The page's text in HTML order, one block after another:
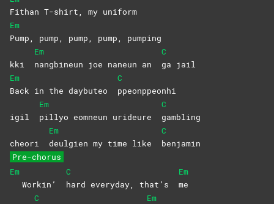
Fithan T-shirt, my uniform
Em
Pump, pump, pump, pump, pumping
kki
Em
nangbineun joe naneun an
C
ga
jail
Em
Back in the daybuteo
C
ppeonppeonhi
igil
Em
pillyo eomneun urideure
C
gambling
cheori
Em
deulgien my time like
C
benjamin
Pre-chorus
Em
Workin’
C
hard everyday, that’s
Em
me
C
Em